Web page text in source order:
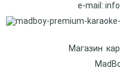
e-mail:
Магазин